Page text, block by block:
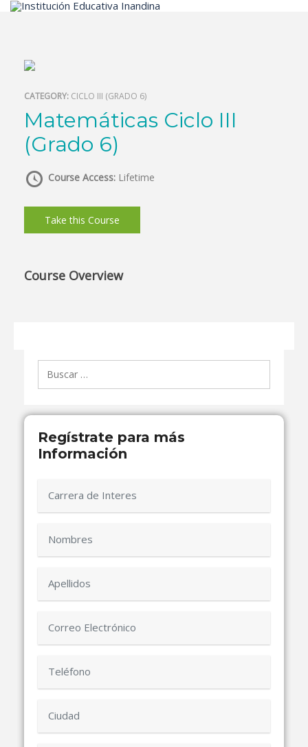
Inicio
CATEGORY: CICLO III (GRADO 6)
Matemáticas Ciclo III
(Grado 6)
Course Access: Lifetime
Take this Course
Course Overview
Regístrate para más
Información